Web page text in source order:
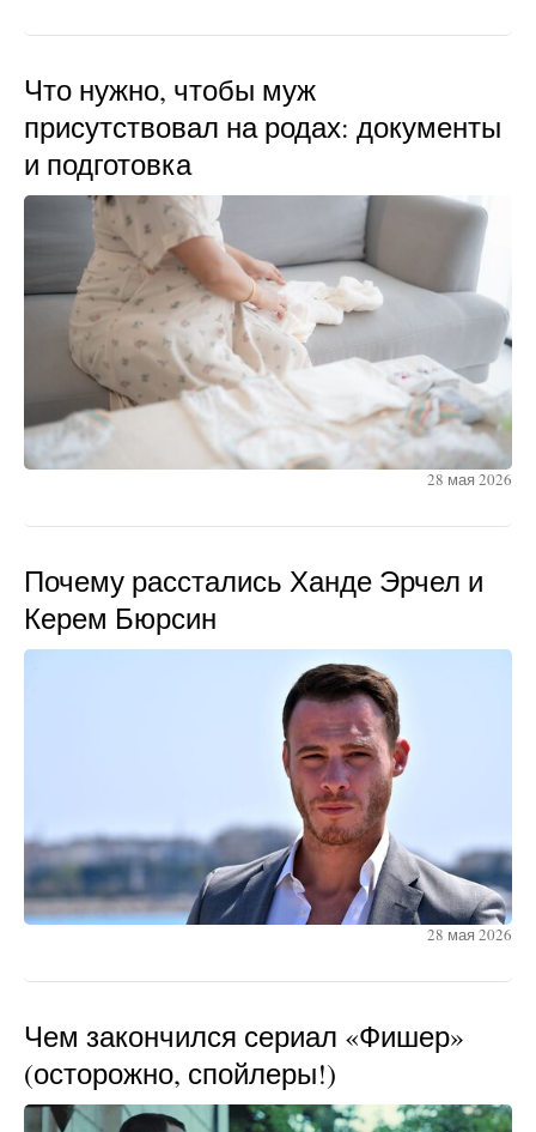
Что нужно, чтобы муж
присутствовал на родах: документы
и подготовка
28 мая 2026
Почему расстались Ханде Эрчел и
Керем Бюрсин
28 мая 2026
Чем закончился сериал «Фишер»
(осторожно, спойлеры!)